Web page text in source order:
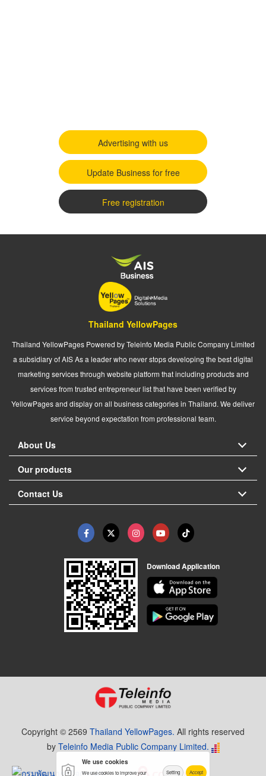
Advertising with us
Update Business for free
Free registration
Thailand YellowPages
Thailand YellowPages Powered by Teleinfo Media Public Company Limited
a subsidiary of AIS As a leader who never stops developing the best digital
marketing services through website platform that including products and
services from trusted entrepreneur list that have been verified by
YellowPages and display on all business categories in Thailand. We deliver
service beyond expectation from professional team.
About Us
Our products
Contact Us
Download Application
Copyright © 2569 Thailand YellowPages. All rights reserved
by Teleinfo Media Public Company Limited.
We use cookies
We use cookies to improve your Setting Accept